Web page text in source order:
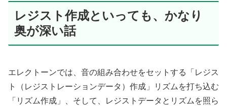
レジスト作成といっても、かなり
奥が深い話
エレクトーンでは、音の組み合わせをセットする「レジス
ト（レジストレーションデータ）作成」リズムを打ち込む
「リズム作成」、そして、レジストデータとリズムを照ら